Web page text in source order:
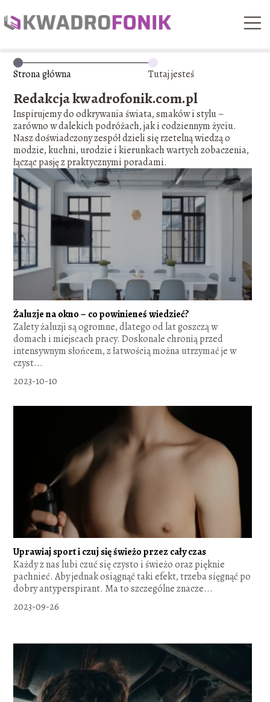
Strona główna Tutaj jesteś
Redakcja kwadrofonik.com.pl
Inspirujemy do odkrywania świata, smaków i stylu –
zarówno w dalekich podróżach, jak i codziennym życiu.
Nasz doświadczony zespół dzieli się rzetelną wiedzą o
modzie, kuchni, urodzie i kierunkach wartych zobaczenia,
łącząc pasję z praktycznymi poradami.
Żaluzje na okno – co powinieneś wiedzieć?
Zalety żaluzji są ogromne, dlatego od lat goszczą w
domach i miejscach pracy. Doskonale chronią przed
intensywnym słońcem, z łatwością można utrzymać je w
czyst...
2023-10-10
Uprawiaj sport i czuj się świeżo przez cały czas
Każdy z nas lubi czuć się czysto i świeżo oraz pięknie
pachnieć. Aby jednak osiągnąć taki efekt, trzeba sięgnąć po
dobry antyperspirant. Ma to szczególne znacze...
2023-09-26